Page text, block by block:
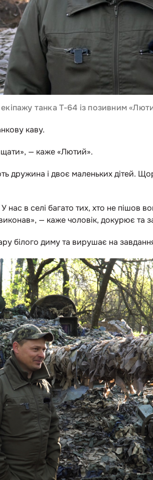
танка Т-64 із позивним
каву.
— каже «Лютий».
дружина і двоє маленьких дітей.
в селі багато тих, хто не пішов
— каже чоловік, докурює та
білого диму та вирушає на